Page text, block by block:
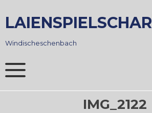
to
content
LAIENSPIELSCHAR
Windischeschenbach
IMG_2122